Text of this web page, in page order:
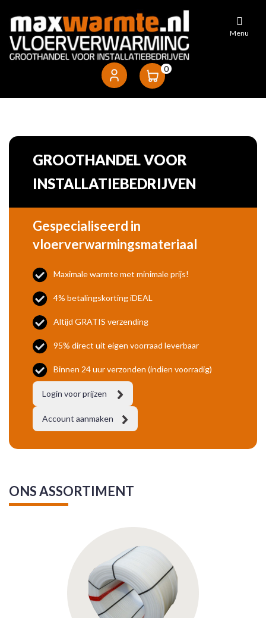
0
Menu
Vloerbuis
Noppenplaten
Tackerplaten
Verdelers
Naregeling
Diversen
Randstroken
Frezen
Reno
GROOTHANDEL VOOR
INSTALLATIEBEDRIJVEN
Gespecialiseerd in
vloerverwarmingsmateriaal
Maximale warmte met minimale prijs!
4% betalingskorting iDEAL
Altijd GRATIS verzending
95% direct uit eigen voorraad leverbaar
Binnen 24 uur verzonden (indien voorradig)
Login voor prijzen
Account aanmaken
ONS ASSORTIMENT